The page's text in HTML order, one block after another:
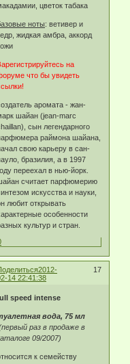
цветок табака
ноты: ветивер и
жидкая амбра, аккорд
на
что бы увидеть
аромата - жан-
шайан (jean-marc
сын легендарного
раймона шайана,
свою карьеру в сан-
бразилия, а в 1997
переехал в нью-йорк.
считает парфюмерию
искусства и науки,
любит открывать
особенности
культур и стран.
17
2012-
14 22:41:38
speed intense
вода, 75 мл
раз в продаже в
09/2007)
к семейству